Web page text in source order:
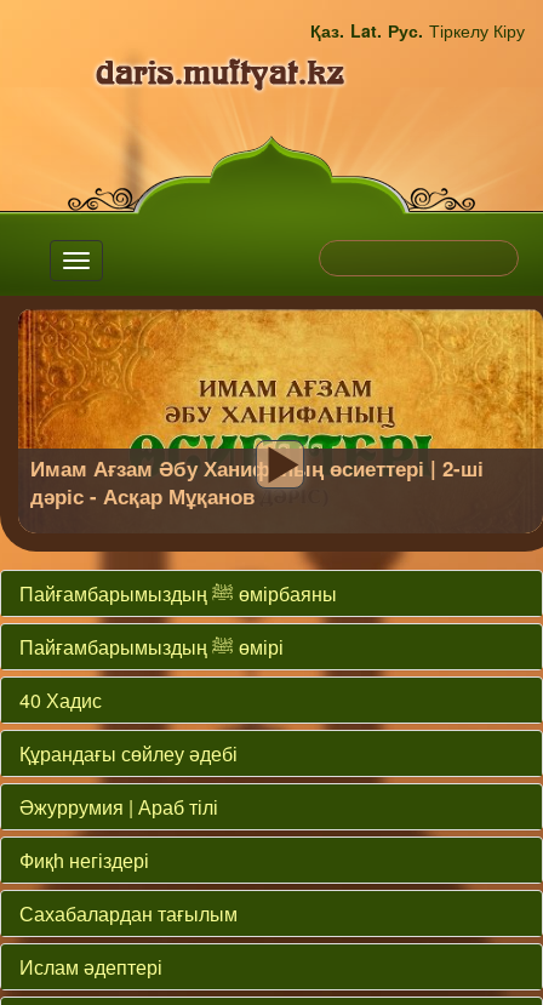
Қаз. Lat. Рус. Тіркелу Кіру
Toggle
navigation
Имам Ағзам Әбу Ханифаның өсиеттері | 2-ші
дәріс - Асқар Мұқанов
Пайғамбарымыздың ﷺ өмірбаяны
Пайғамбарымыздың ﷺ өмірі
40 Хадис
Құрандағы сөйлеу әдебі
Әжуррумия | Араб тілі
Фиқһ негіздері
Сахабалардан тағылым
Ислам әдептері